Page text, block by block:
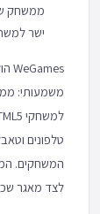
ממשחק
ישר
המשחקים.
לצד מאגר שכולל